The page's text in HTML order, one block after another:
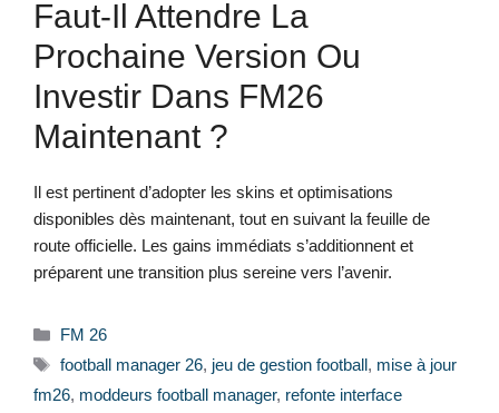
Faut-Il Attendre La
Prochaine Version Ou
Investir Dans FM26
Maintenant ?
Il est pertinent d’adopter les skins et optimisations
disponibles dès maintenant, tout en suivant la feuille de
route officielle. Les gains immédiats s’additionnent et
préparent une transition plus sereine vers l’avenir.
Catégories
FM 26
Étiquettes
football manager 26, jeu de gestion football, mise à jour
fm26, moddeurs football manager, refonte interface